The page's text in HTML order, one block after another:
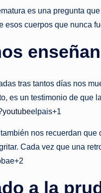
es una pregunta
esos cuerpos que nunca
tras tantos días nos
es un testimonio de que
youtubeelpais+1
nos recuerdan
Cada vez que una
a la